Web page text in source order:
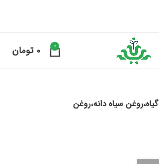
0
0 تومان
Products tagged “روغن ۱۵ گیاه،روغن سیاه دانه،روغن